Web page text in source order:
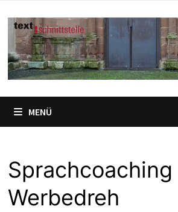
Inhalt
springen
MENÜ
Sprachcoaching
Werbedreh